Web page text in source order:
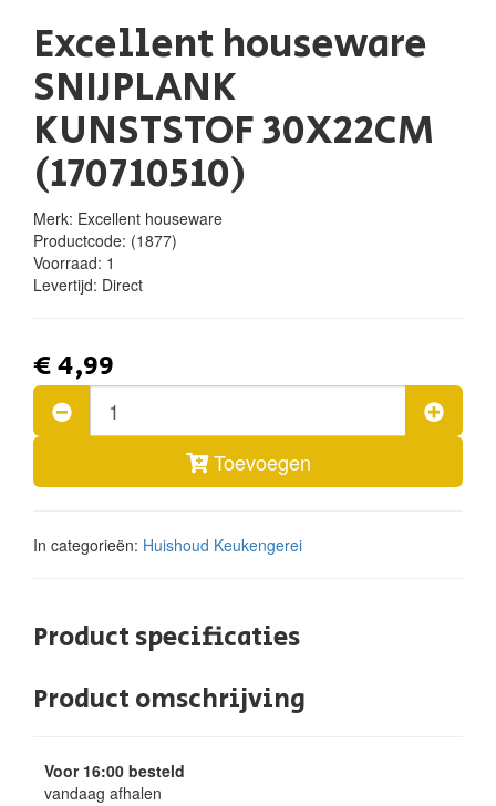
Excellent houseware
SNIJPLANK
KUNSTSTOF 30X22CM
(170710510)
Merk: Excellent houseware
Productcode: (1877)
Voorraad: 1
Levertijd: Direct
€ 4,99
Toevoegen
In categorieën: Huishoud Keukengerei
Product specificaties
Product omschrijving
Voor 16:00 besteld
vandaag afhalen